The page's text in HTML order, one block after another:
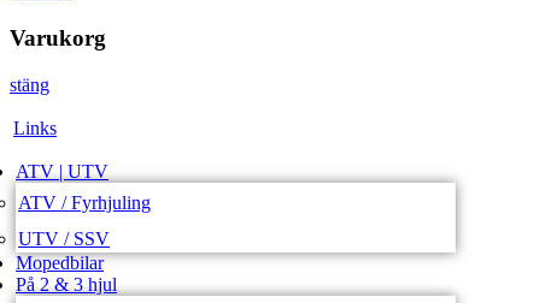
Varukorg
stäng
Links
ATV | UTV
ATV / Fyrhjuling
UTV / SSV
Mopedbilar
På 2 & 3 hjul